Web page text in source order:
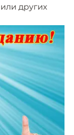
других